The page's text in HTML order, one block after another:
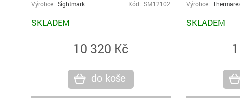
Výrobce: Sightmark Kód: SM12102
SKLADEM
10 320 Kč
do koše
Výrobce:
SKLADEM